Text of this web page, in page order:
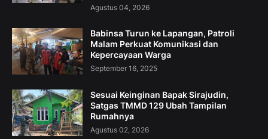
Agustus 04, 2026
Babinsa Turun ke Lapangan, Patroli
Malam Perkuat Komunikasi dan
Kepercayaan Warga
September 16, 2025
Sesuai Keinginan Bapak Sirajudin,
Satgas TMMD 129 Ubah Tampilan
Rumahnya
Agustus 02, 2026